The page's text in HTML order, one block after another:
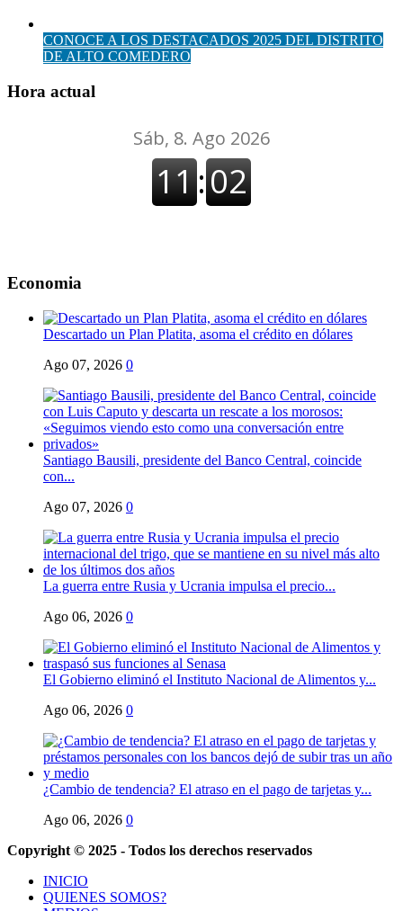
CONOCE A LOS DESTACADOS 2025 DEL DISTRITO
DE ALTO COMEDERO
Hora actual
Economia
Descartado un Plan Platita, asoma el crédito en dólares
Ago 07, 2026 0
Santiago Bausili, presidente del Banco Central, coincide
con...
Ago 07, 2026 0
La guerra entre Rusia y Ucrania impulsa el precio...
Ago 06, 2026 0
El Gobierno eliminó el Instituto Nacional de Alimentos y...
Ago 06, 2026 0
¿Cambio de tendencia? El atraso en el pago de tarjetas y...
Ago 06, 2026 0
Copyright © 2025 - Todos los derechos reservados
INICIO
QUIENES SOMOS?